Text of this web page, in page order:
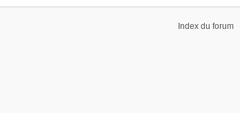
Index du forum